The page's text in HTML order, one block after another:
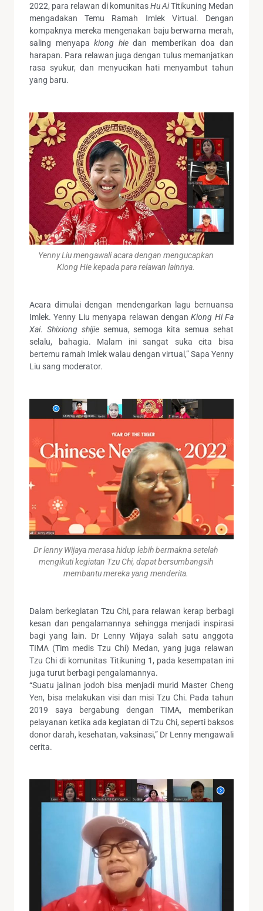
2022, para relawan di komunitasHu AiTitikuning Medan
mengadakan Temu Ramah Imlek Virtual. Dengan
kompaknya mereka mengenakan baju berwarna merah,
saling menyapakiong hiedan memberikan doa dan
harapan. Para relawan juga dengan tulus memanjatkan
rasa syukur, dan menyucikan hati menyambut tahun
yang baru.
Yenny Liu mengawali acara dengan mengucapkan
Kiong Hie kepada para relawan lainnya.
Acara dimulai dengan mendengarkan lagu bernuansa
Imlek. Yenny Liu menyapa relawan denganKiong Hi Fa
Xai. Shixiong shijiesemua, semoga kita semua sehat
selalu, bahagia. Malam ini sangat suka cita bisa
bertemu ramah Imlek walau dengan virtual,” Sapa Yenny
Liu sang moderator.
Dr lenny Wijaya merasa hidup lebih bermakna setelah
mengikuti kegiatan Tzu Chi, dapat bersumbangsih
membantu mereka yang menderita.
Dalam berkegiatan Tzu Chi, para relawan kerap berbagi
kesan dan pengalamannya sehingga menjadi inspirasi
bagi yang lain. Dr Lenny Wijaya salah satu anggota
TIMA (Tim medis Tzu Chi) Medan, yang juga relawan
Tzu Chi di komunitas Titikuning 1, pada kesempatan ini
juga turut berbagi pengalamannya.
“Suatu jalinan jodoh bisa menjadi murid Master Cheng
Yen, bisa melakukan visi dan misi Tzu Chi. Pada tahun
2019 saya bergabung dengan TIMA, memberikan
pelayanan ketika ada kegiatan di Tzu Chi, seperti baksos
donor darah, kesehatan, vaksinasi,” Dr Lenny mengawali
cerita.